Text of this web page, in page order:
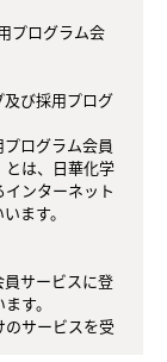
び採用プログ
プログラム会員
は、日華化学
ンターネット
ます。
員サービスに登
す。
のサービスを受